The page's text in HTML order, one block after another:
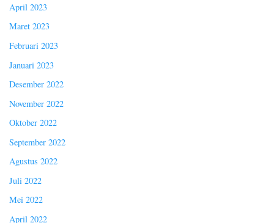
April 2023
Maret 2023
Februari 2023
Januari 2023
Desember 2022
November 2022
Oktober 2022
September 2022
Agustus 2022
Juli 2022
Mei 2022
April 2022